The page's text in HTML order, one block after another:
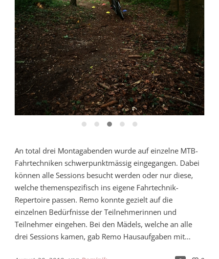
An total drei Montagabenden wurde auf einzelne MTB-
Fahrtechniken schwerpunktmässig eingegangen. Dabei
können alle Sessions besucht werden oder nur diese,
welche themenspezifisch ins eigene Fahrtechnik-
Repertoire passen. Remo konnte gezielt auf die
einzelnen Bedürfnisse der Teilnehmerinnen und
Teilnehmer eingehen. Bei den Mädels, welche an alle
drei Sessions kamen, gab Remo Hausaufgaben mit...